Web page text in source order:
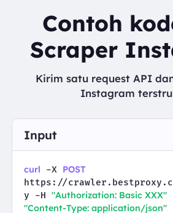
Contoh
Scraper
Kirim satu request API
Instagram
Input
curl -X POST
https://
y -H "Authorization: Basic XXX"
"Content-Type: application/json"